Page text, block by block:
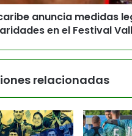
anuncia medidas
en el Festival
relacionadas